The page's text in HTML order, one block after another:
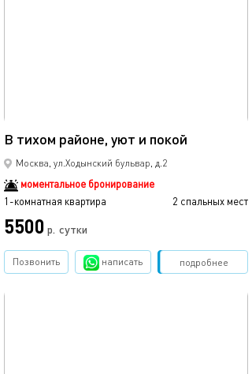
В тихом районе, уют и покой
Москва, ул.Ходынский бульвар, д.2
моментальное бронирование
1-комнатная квартира
2 спальных мест
5500 р. сутки
подробнее
Позвонить написать Забронировать